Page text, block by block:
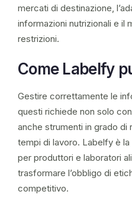
mercati di destinazione,
informazioni nutrizionali e il
restrizioni.
Come Labelfy
Gestire correttamente le
questi richiede non solo
anche strumenti in grado di
tempi di lavoro. Labelfy è
per produttori e laboratori
trasformare l’obbligo di
competitivo.